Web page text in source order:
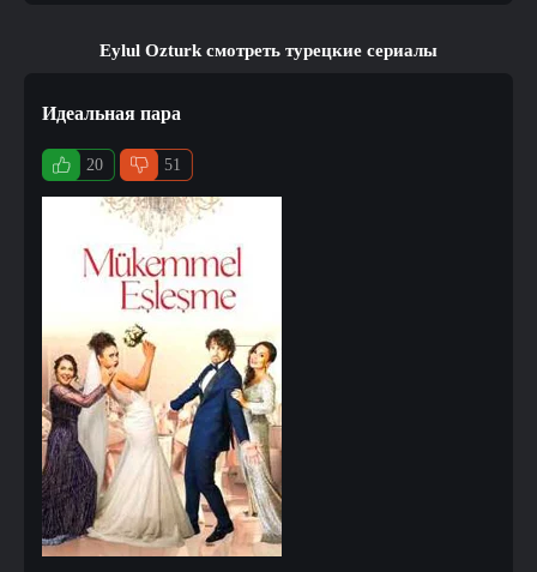
Eylul Ozturk смотреть турецкие сериалы
Идеальная пара
20 51